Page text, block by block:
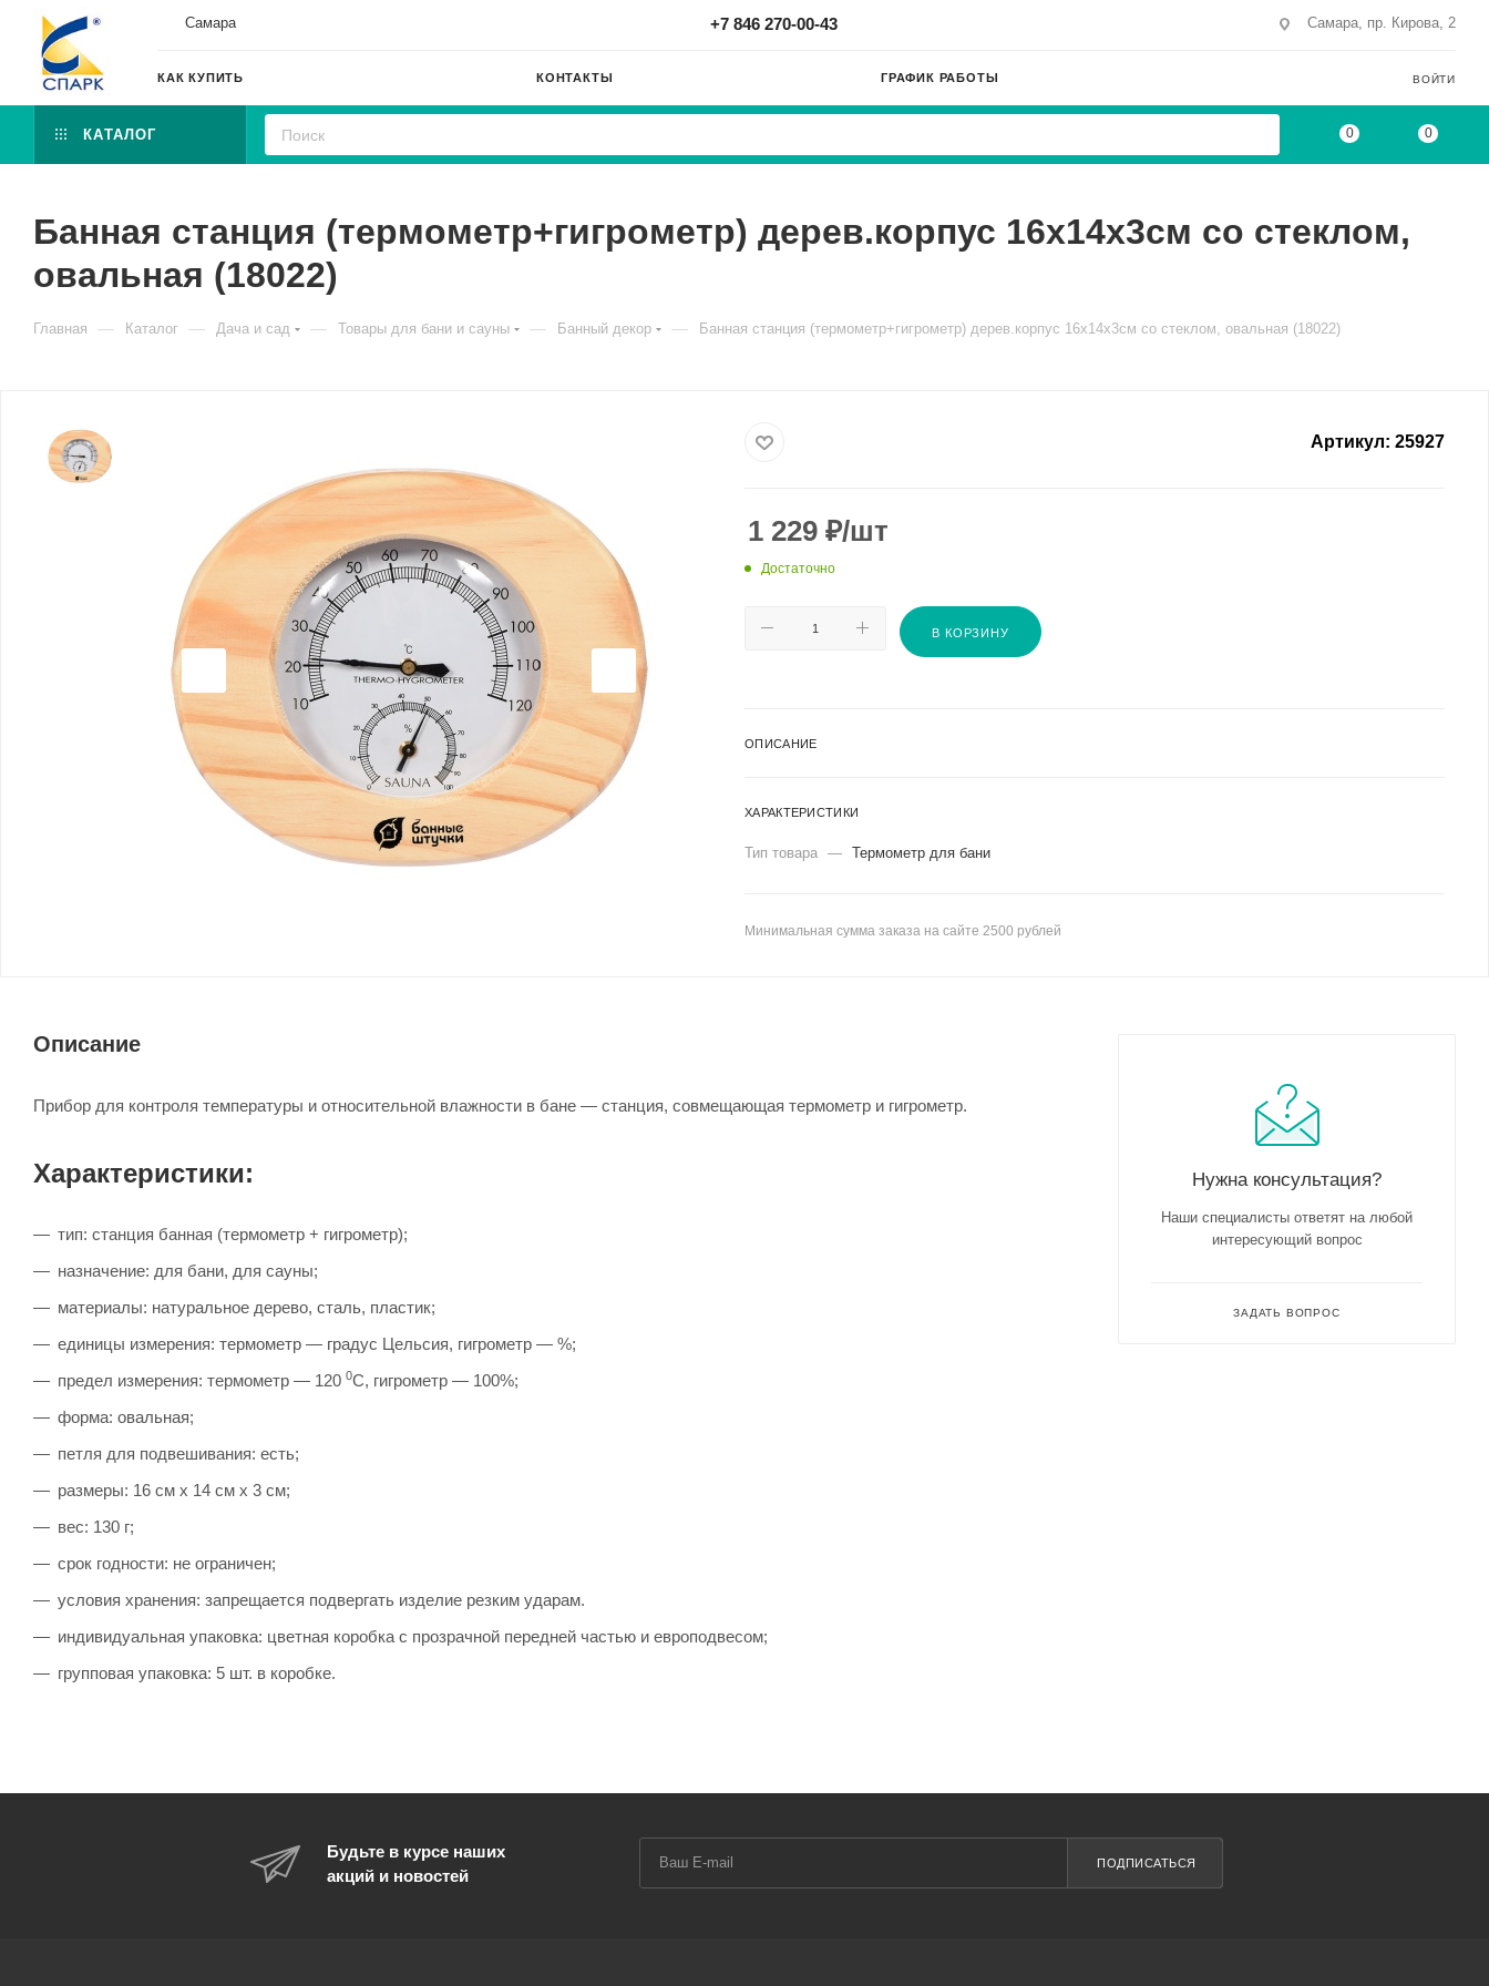
Самара +7 846 270-00-43 Самара, пр. Кирова, 2
КАК КУПИТЬ КОНТАКТЫ ГРАФИК РАБОТЫ ВОЙТИ
КАТАЛОГ 0 0
Банная станция (термометр+гигрометр) дерев.корпус 16х14х3см со стеклом,
овальная (18022)
Главная — Каталог — Дача и сад — Товары для бани и сауны — Банный декор — Банная станция (термометр+гигрометр) дерев.корпус 16х14х3см со стеклом, овальная (18022)
Артикул: 25927
1 229 ₽/шт
Достаточно
В КОРЗИНУ
ОПИСАНИЕ
ХАРАКТЕРИСТИКИ
Тип товара — Термометр для бани
Минимальная сумма заказа на сайте 2500 рублей
Описание
Прибор для контроля температуры и относительной влажности в бане — станция, совмещающая термометр и гигрометр.
Характеристики:
тип: станция банная (термометр + гигрометр);
назначение: для бани, для сауны;
материалы: натуральное дерево, сталь, пластик;
единицы измерения: термометр — градус Цельсия, гигрометр — %;
предел измерения: термометр — 120 0С, гигрометр — 100%;
форма: овальная;
петля для подвешивания: есть;
размеры: 16 см х 14 см х 3 см;
вес: 130 г;
срок годности: не ограничен;
условия хранения: запрещается подвергать изделие резким ударам.
индивидуальная упаковка: цветная коробка с прозрачной передней частью и европодвесом;
групповая упаковка: 5 шт. в коробке.
Нужна консультация?
Наши специалисты ответят на любой
интересующий вопрос
ЗАДАТЬ ВОПРОС
Будьте в курсе наших
акций и новостей
ПОДПИСАТЬСЯ